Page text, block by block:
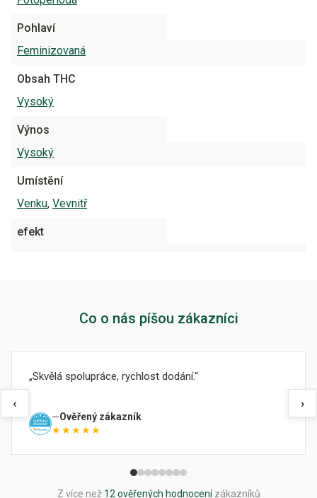
Pohlaví
Feminizovaná
Obsah THC
Vysoký
Výnos
Vysoký
Umístění
Venku, Vevnitř
efekt
Co o nás píšou zákazníci
‹
Skvělá spolupráce, rychlost dodání.
Ověřený zákazník
★★★★★
›
Z více než 12 ověřených hodnocenízákazníků